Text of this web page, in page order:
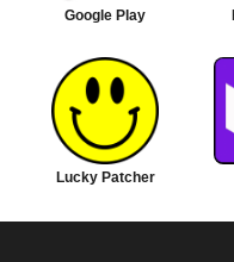
Google Play
Lucky Patcher